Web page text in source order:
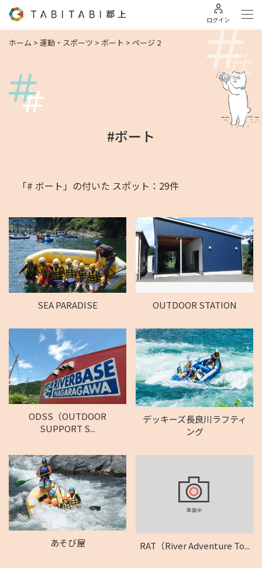
ログイン
ホーム > 運動・スポーツ > ボート > ページ 2
#ボート
「# ボート」の付いた スポット：29件
SEA PARADISE OUTDOOR STATION
ODSS（OUTDOOR
SUPPORT S...
デッキーズ長良川ラフティ
ング
あそび屋 RAT（River Adventure To...